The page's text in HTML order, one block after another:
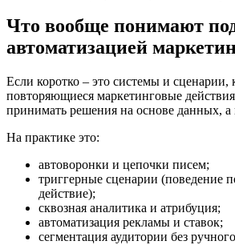
Что вообще понимают
автоматизацией
Если коротко – это системы и сценарии,
повторяющиеся маркетинговые
принимать решения на основе данных,
На практике это:
автоворонки и цепочки писем;
триггерные сценарии (поведение
действие);
сквозная аналитика и атрибуция;
автоматизация рекламы и ставок;
сегментация аудитории без